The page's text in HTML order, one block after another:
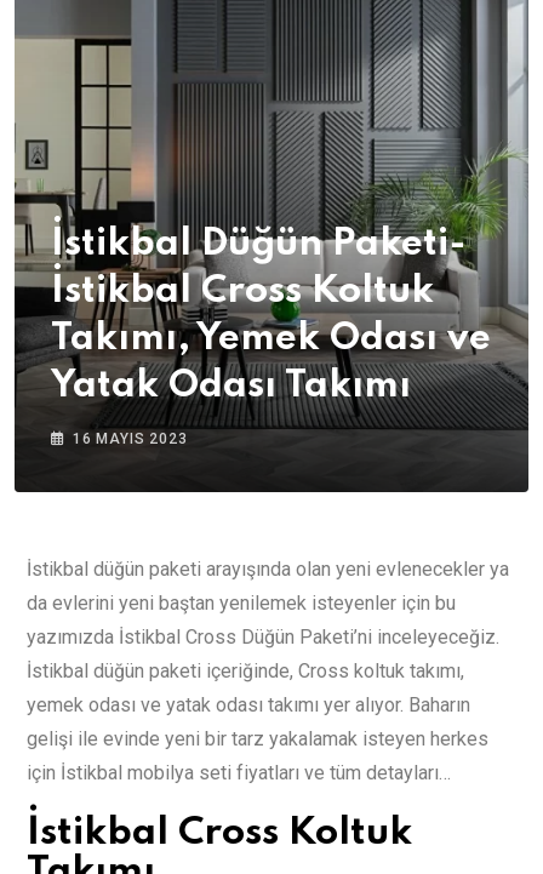
İstikbal Düğün Paketi-
İstikbal Cross Koltuk
Takımı, Yemek Odası ve
Yatak Odası Takımı
16 MAYIS 2023
İstikbal düğün paketi arayışında olan yeni evlenecekler ya
da evlerini yeni baştan yenilemek isteyenler için bu
yazımızda İstikbal Cross Düğün Paketi’ni inceleyeceğiz.
İstikbal düğün paketi içeriğinde, Cross koltuk takımı,
yemek odası ve yatak odası takımı yer alıyor. Baharın
gelişi ile evinde yeni bir tarz yakalamak isteyen herkes
için İstikbal mobilya seti fiyatları ve tüm detayları…
İstikbal Cross Koltuk